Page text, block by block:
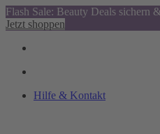
Flash Sale: Beauty Deals sichern
Jetzt shoppen
Hilfe & Kontakt